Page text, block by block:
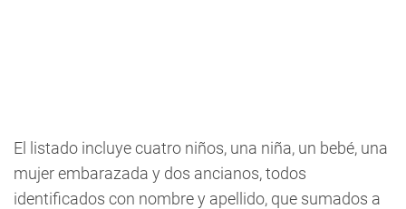
El listado incluye cuatro niños, una niña, un bebé, una
mujer embarazada y dos ancianos, todos
identificados con nombre y apellido, que sumados a